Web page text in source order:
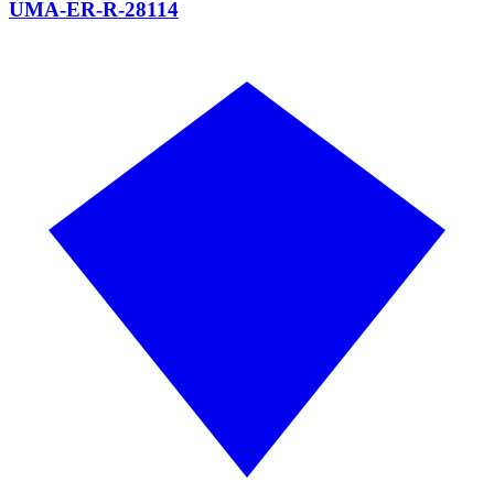
UMA-ER-R-28114